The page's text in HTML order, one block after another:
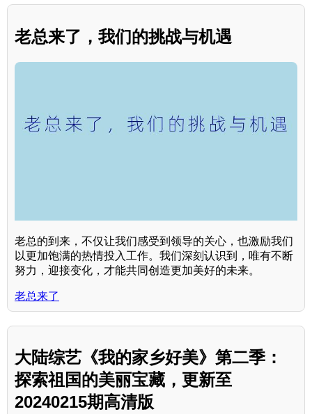
老总来了，我们的挑战与机遇
老总的到来，不仅让我们感受到领导的关心，也激励我们
以更加饱满的热情投入工作。我们深刻认识到，唯有不断
努力，迎接变化，才能共同创造更加美好的未来。
老总来了
大陆综艺《我的家乡好美》第二季：
探索祖国的美丽宝藏，更新至
20240215期高清版